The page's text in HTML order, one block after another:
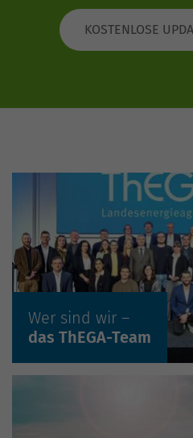
KOSTENLOSE
Wer sind wir –
das ThEGA-Team
Mehr